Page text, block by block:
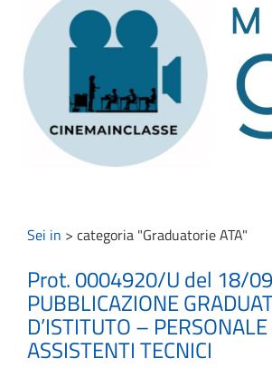
Sei in > categoria "Graduatorie ATA"
Prot. 0004920/U del 18/
PUBBLICAZIONE
D’ISTITUTO –
ASSISTENTI TECNICI